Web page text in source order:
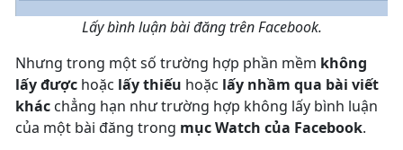
Lấy bình luận bài đăng trên Facebook.
Nhưng trong một số trường hợp phần mềm không
lấy được hoặc lấy thiếu hoặc lấy nhầm qua bài viết
khác chẳng hạn như trường hợp không lấy bình luận
của một bài đăng trong mục Watch của Facebook.